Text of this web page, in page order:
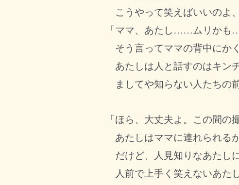
こうやって笑えばいいのよ
「ママ、あたし……ムリかも
そう言ってママの背中にかく
あたしは人と話すのはキン
ましてや知らない人たちの
「ほら、大丈夫よ。この間
あたしはママに連れられる
だけど、人見知りなあたし
人前で上手く笑えないあた